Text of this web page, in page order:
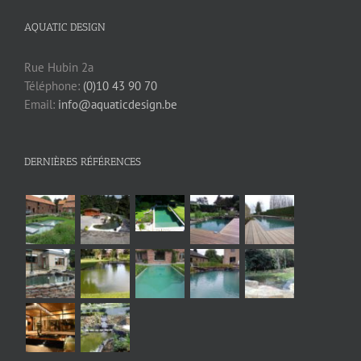
AQUATIC DESIGN
Rue Hubin 2a
Téléphone: (0)10 43 90 70
Email: info@aquaticdesign.be
DERNIÈRES RÉFÉRENCES